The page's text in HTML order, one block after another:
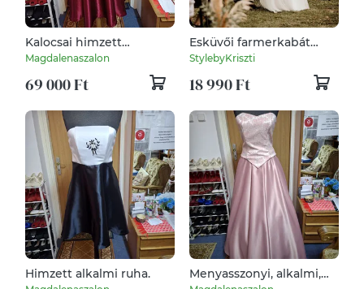
Kalocsai himzett
menyasszonyi,
menyecske, alkalmi ruha.
Magdalenaszalon
69 000 Ft
Esküvői farmerkabát
menyasszonyoknak –
egyedi felirattal
StylebyKriszti
18 990 Ft
Himzett alkalmi ruha.
Menyasszonyi, alkalmi,